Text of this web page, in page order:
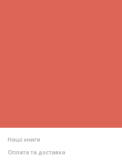
Наші книги
Оплата та доставка